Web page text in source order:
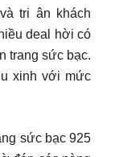
tri ân khách
deal hời có
trang sức bạc.
xinh với mức
sức bạc 925